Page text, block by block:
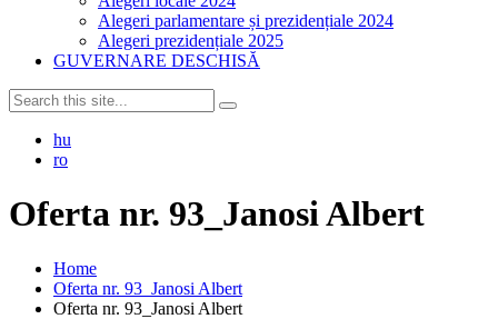
Alegeri parlamentare și prezidențiale 2024
Alegeri prezidențiale 2025
GUVERNARE DESCHISĂ
hu
ro
Oferta nr. 93_Janosi Albert
Home
Oferta nr. 93_Janosi Albert
Oferta nr. 93_Janosi Albert